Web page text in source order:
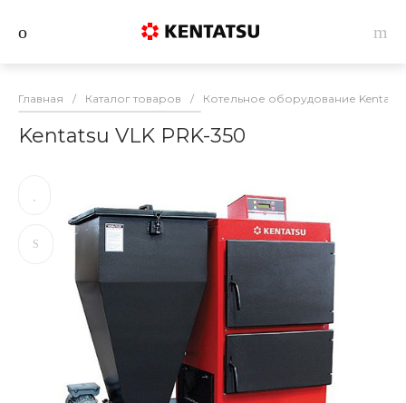
Главная / Каталог товаров / Котельное оборудование Kentatsu
Kentatsu VLK PRK-350